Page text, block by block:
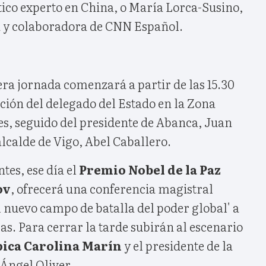
experto en China, o María Lorca-Susino,
colaboradora de CNN Español.
jornada comenzará a partir de las 15.30
del delegado del Estado en la Zona
seguido del presidente de Abanca, Juan
de Vigo, Abel Caballero.
ese día el Premio Nobel de la Paz
, ofrecerá una conferencia magistral
campo de batalla del poder global' a
Para cerrar la tarde subirán al escenario
Carolina Marín y el presidente de la